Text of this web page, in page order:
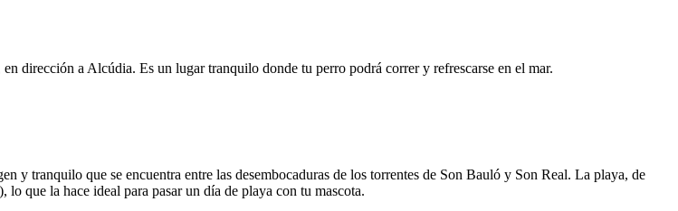
dirección a Alcúdia. Es un lugar tranquilo donde tu perro podrá correr y refrescarse en el mar.
y tranquilo que se encuentra entre las desembocaduras de los torrentes de Son Bauló y Son Real. La playa, de
que la hace ideal para pasar un día de playa con tu mascota.